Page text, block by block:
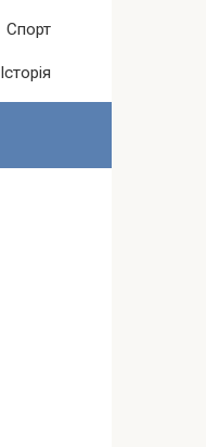
Спорт
Історія